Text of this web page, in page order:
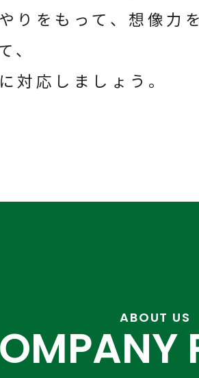
りをもって、想像力
、
対応しましょう。
ABOUT US